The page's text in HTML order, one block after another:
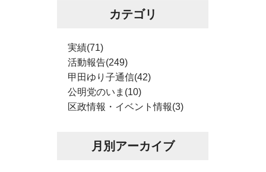
カテゴリ
実績(71)
活動報告(249)
甲田ゆり子通信(42)
公明党のいま(10)
区政情報・イベント情報(3)
月別アーカイブ